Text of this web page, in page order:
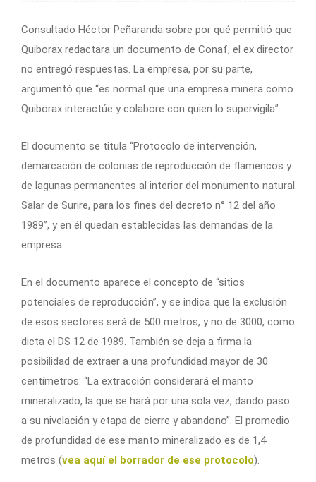
Consultado Héctor Peñaranda sobre por qué permitió que
Quiborax redactara un documento de Conaf, el ex director
no entregó respuestas. La empresa, por su parte,
argumentó que “es normal que una empresa minera como
Quiborax interactúe y colabore con quien lo supervigila”.
El documento se titula “Protocolo de intervención,
demarcación de colonias de reproducción de flamencos y
de lagunas permanentes al interior del monumento natural
Salar de Surire, para los fines del decreto n° 12 del año
1989”, y en él quedan establecidas las demandas de la
empresa.
En el documento aparece el concepto de “sitios
potenciales de reproducción”, y se indica que la exclusión
de esos sectores será de 500 metros, y no de 3000, como
dicta el DS 12 de 1989. También se deja a firma la
posibilidad de extraer a una profundidad mayor de 30
centímetros: “La extracción considerará el manto
mineralizado, la que se hará por una sola vez, dando paso
a su nivelación y etapa de cierre y abandono”. El promedio
de profundidad de ese manto mineralizado es de 1,4
metros (vea aquí el borrador de ese protocolo).